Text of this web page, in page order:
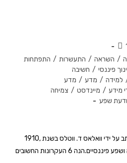
/ השראה / התעשרות / התפתחות
פיננסי / חשיבה
למידה / מדע / מדע
מידע / מיינדסט / צמיחה
שפע
מדע ההתעשרות הוא ספר שנכתב על ידי וואלאס ד. ווטלס בשנת ,1910
המספק הדרכה להשגת הצלחה ושפע פיננסיים.הנה 6 העקרונות החשובים